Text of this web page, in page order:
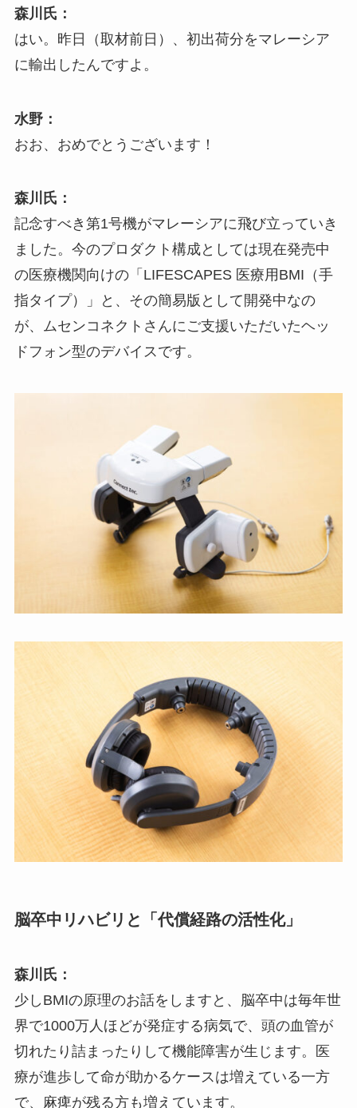
森川氏：
はい。昨日（取材前日）、初出荷分をマレーシア
に輸出したんですよ。
水野：
おお、おめでとうございます！
森川氏：
記念すべき第1号機がマレーシアに飛び立っていき
ました。今のプロダクト構成としては現在発売中
の医療機関向けの「LIFESCAPES 医療用BMI（手
指タイプ）」と、その簡易版として開発中なの
が、ムセンコネクトさんにご支援いただいたヘッ
ドフォン型のデバイスです。
脳卒中リハビリと「代償経路の活性化」
森川氏：
少しBMIの原理のお話をしますと、脳卒中は毎年世
界で1000万人ほどが発症する病気で、頭の血管が
切れたり詰まったりして機能障害が生じます。医
療が進歩して命が助かるケースは増えている一方
で、麻痺が残る方も増えています。